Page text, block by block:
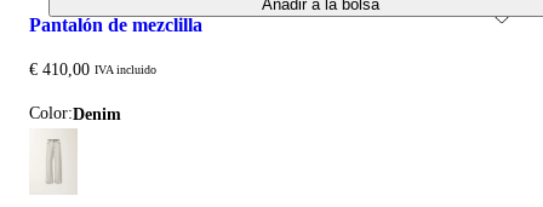
pantalón de mezclilla
€ 410,00 IVA incluido
Color: denim
Añadir a la bolsa